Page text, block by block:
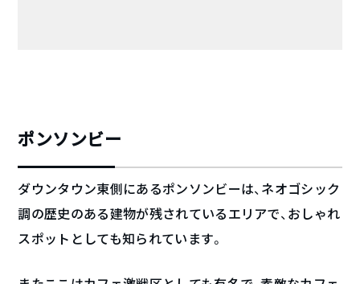
ポンソンビー
ダウンタウン東側にあるポンソンビーは、ネオゴシック
調の歴史のある建物が残されているエリアで、おしゃれ
スポットとしても知られています。